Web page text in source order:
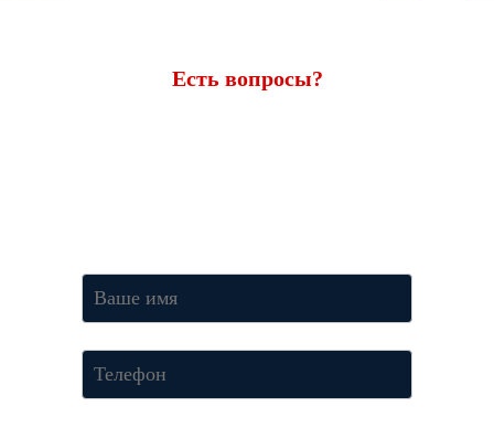
Есть вопросы?